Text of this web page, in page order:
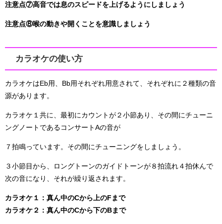
注意点⑦高音では息のスピードを上げるようにしましょう
注意点⑧喉の動きや開くことを意識しましょう
カラオケの使い方
カラオケはEb用、Bb用それぞれ用意されて、それぞれに２種類の音
源があります。
カラオケ１共に、最初にカウントが２小節あり、その間にチューニ
ングノートであるコンサートAの音が
７拍鳴っています。その間にチューニングをしましょう。
３小節目から、ロングトーンのガイドトーンが８拍流れ４拍休んで
次の音になり、それが繰り返されます。
カラオケ１：真ん中のCから上のFまで
カラオケ２：真ん中のCから下のBまで